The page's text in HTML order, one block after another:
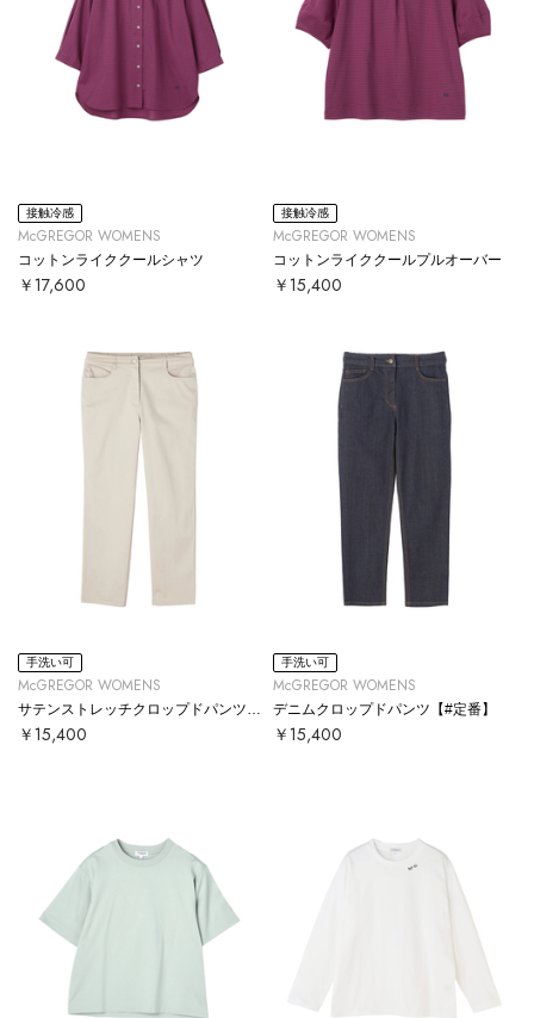
接触冷感
McGREGOR WOMENS
コットンライククールシャツ
￥17,600
接触冷感
McGREGOR WOMENS
コットンライククールプルオーバー
￥15,400
手洗い可
McGREGOR WOMENS
サテンストレッチクロップドパンツ【#定番】
￥15,400
手洗い可
McGREGOR WOMENS
デニムクロップドパンツ【#定番】
￥15,400